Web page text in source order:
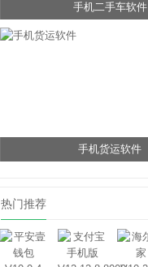
手机二手车软件
手机货运软件
热门推荐